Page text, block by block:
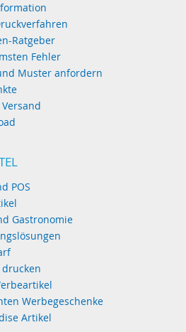
Ratgeber
Fehler
Muster anfordern
POS
Gastronomie
Werbegeschenke
Artikel